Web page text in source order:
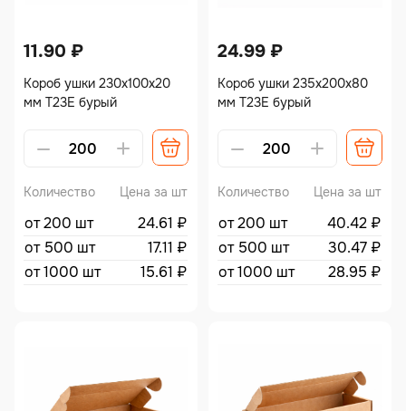
11.90 ₽
Короб ушки 230х100х20
мм Т23Е бурый
Alternative:
Количество Цена за шт
от 200 шт 24.61 ₽
от 500 шт
17.11 ₽
от 1000 шт
15.61 ₽
24.99 ₽
Короб ушки 235х200х80
мм Т23Е бурый
Alternative:
Количество Цена за шт
от 200 шт 40.42 ₽
от 500 шт
30.47 ₽
от 1000 шт
28.95 ₽